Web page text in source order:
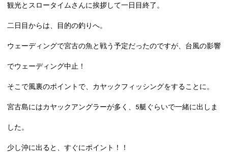
観光とスロータイムさんに挨拶して一日目終了。
二日目からは、目的の釣りへ。
ウェーディングで宮古の魚と戦う予定だったのですが、台風の影響
でウェーディング中止！
そこで風裏のポイントで、カヤックフィッシングをすることに。
宮古島にはカヤックアングラーが多く、5艇ぐらいで一緒に出しま
した。
少し沖に出ると、すぐにポイント！！